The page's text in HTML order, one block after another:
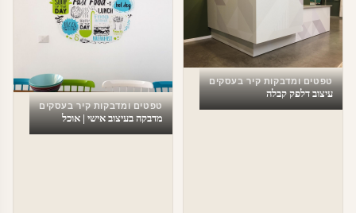
טפטים ומדבקות קיר בעסקים
עיצוב דלפק קבלה
טפטים ומדבקות קיר בעסקים
מדבקה בעיצוב אישי | אוכל